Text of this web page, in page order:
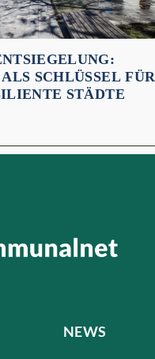
SCHLÜSSEL FÜR
STÄDTE
NEWS